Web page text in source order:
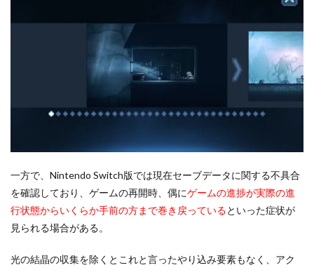
一方で、Nintendo Switch版では現在セーブデータに関する不具合
を確認しており、ゲームの再開時、偶にゲームの進捗が実際の進
行状態からいくらか手前の方まで巻き戻っているといった症状が
見られる場合がある。
光の結晶の収集を除くとこれと言ったやり込み要素もなく、アク